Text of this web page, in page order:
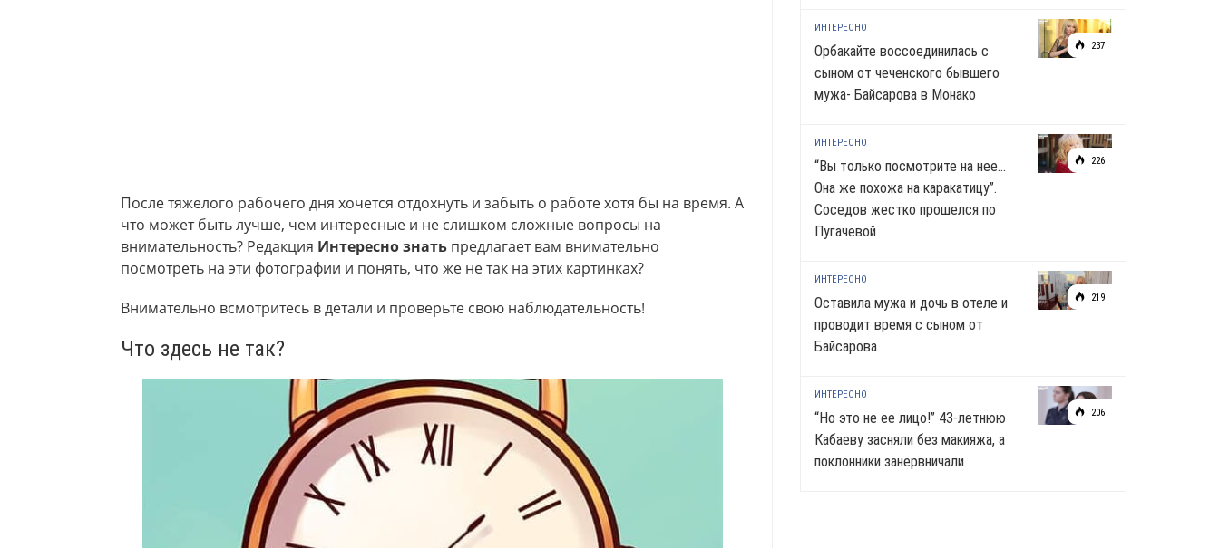
После тяжелого рабочего дня хочется отдохнуть и забыть о работе хотя бы на время. А
что может быть лучше, чем интересные и не слишком сложные вопросы на
внимательность? Редакция Интересно знать предлагает вам внимательно
посмотреть на эти фотографии и понять, что же не так на этих картинках?
Внимательно всмотритесь в детали и проверьте свою наблюдательность!
Что здесь не так?
237
ИНТЕРЕСНО
Орбакайте воссоединилась с
сыном от чеченского бывшего
мужа- Байсарова в Монако
226
ИНТЕРЕСНО
“Вы только посмотрите на нее…
Она же похожа на каракатицу”.
Соседов жестко прошелся по
Пугачевой
219
ИНТЕРЕСНО
Оставила мужа и дочь в отеле и
проводит время с сыном от
Байсарова
206
ИНТЕРЕСНО
“Но это не ее лицо!” 43-летнюю
Кабаеву засняли без макияжа, а
поклонники занервничали